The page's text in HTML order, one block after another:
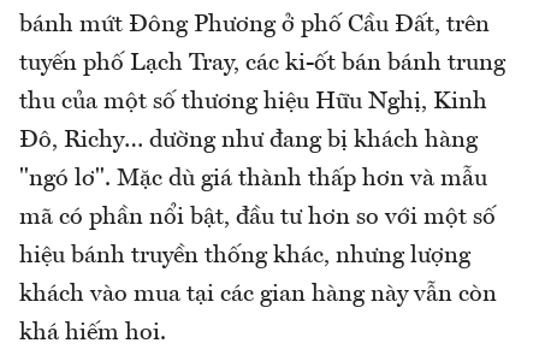
bánh mứt Đông Phương ở phố Cầu Đất, trên
tuyến phố Lạch Tray, các ki-ốt bán bánh trung
thu của một số thương hiệu Hữu Nghị, Kinh
Đô, Richy… dường như đang bị khách hàng
"ngó lơ". Mặc dù giá thành thấp hơn và mẫu
mã có phần nổi bật, đầu tư hơn so với một số
hiệu bánh truyền thống khác, nhưng lượng
khách vào mua tại các gian hàng này vẫn còn
khá hiếm hoi.